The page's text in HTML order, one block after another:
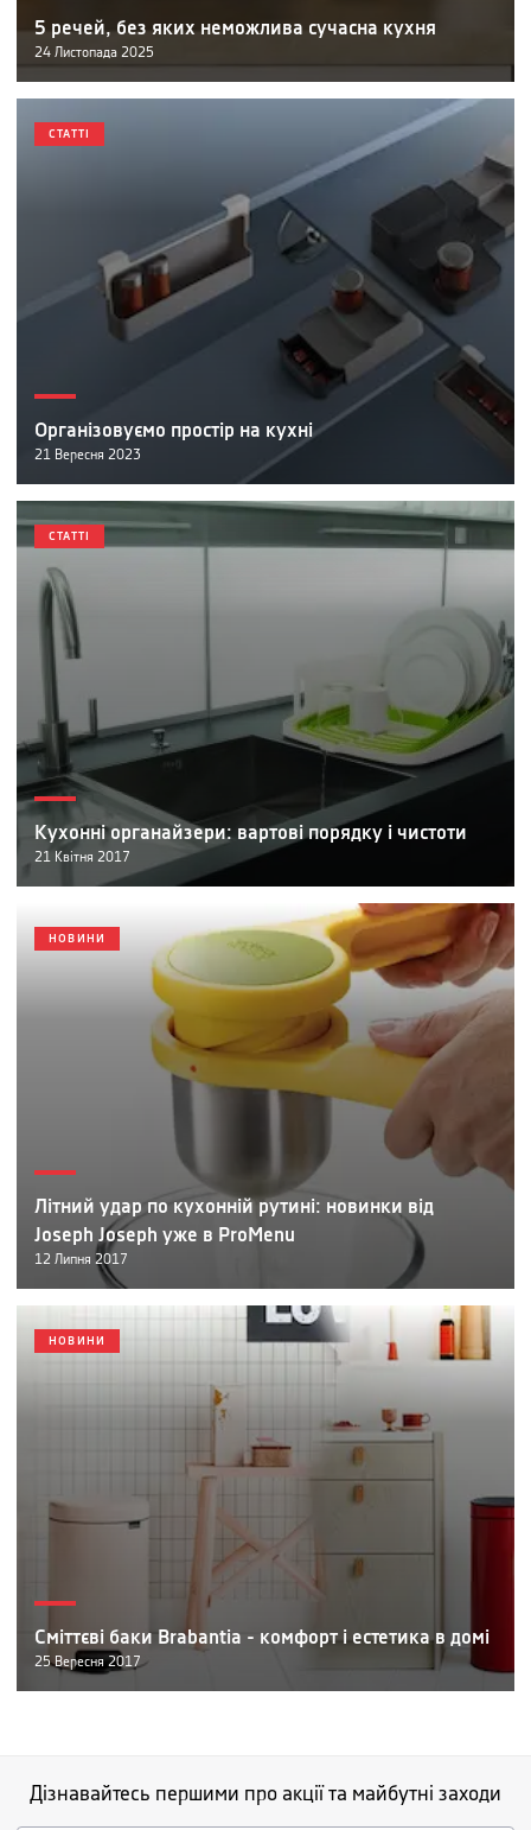
5 речей, без яких неможлива сучасна кухня
24 Листопада 2025
СТАТТІ
Організовуємо простір на кухні
21 Вересня 2023
СТАТТІ
Кухонні органайзери: вартові порядку і чистоти
21 Квітня 2017
НОВИНИ
Літний удар по кухонній рутині: новинки від
Joseph Joseph уже в ProMenu
12 Липня 2017
НОВИНИ
Сміттєві баки Brabantia - комфорт і естетика в домі
25 Вересня 2017
Дізнавайтесь першими про акції та майбутні заходи